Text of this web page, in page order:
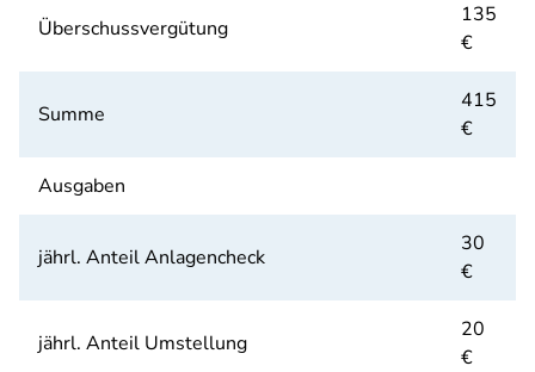
Überschussvergütung
135
€
Summe
415
€
Ausgaben
jährl. Anteil Anlagencheck
30
€
jährl. Anteil Umstellung
20
€